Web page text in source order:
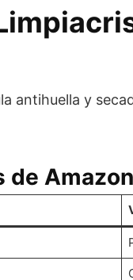
antihuella y
de